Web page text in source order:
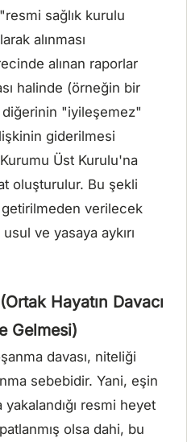
sağlık kurulu
alınması
alınan raporlar
halinde (örneğin bir
"iyileşemez"
giderilmesi
Üst Kurulu'na
oluşturulur. Bu şekli
getirilmeden verilecek
ve yasaya aykırı
Hayatın Davacı
Gelmesi)
davası, niteliği
sebebidir. Yani, eşin
yakalandığı resmi heyet
olsa dahi, bu